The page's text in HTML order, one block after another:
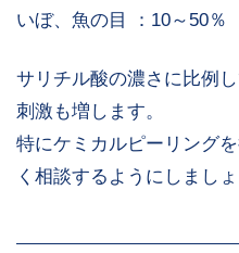
いぼ、魚の目 ：10～50％
サリチル酸の濃さに比例
刺激も増します。
特にケミカルピーリング
く相談するようにしましょ